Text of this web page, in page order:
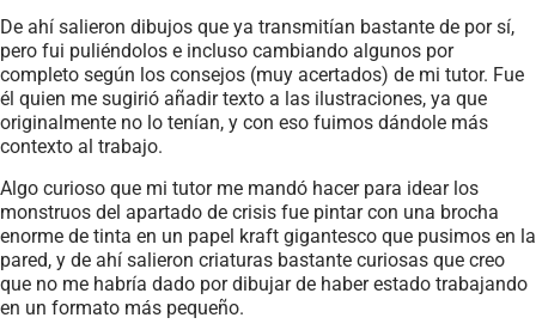
De ahí salieron dibujos que ya transmitían bastante de por sí,
pero fui puliéndolos e incluso cambiando algunos por
completo según los consejos (muy acertados) de mi tutor. Fue
él quien me sugirió añadir texto a las ilustraciones, ya que
originalmente no lo tenían, y con eso fuimos dándole más
contexto al trabajo.
Algo curioso que mi tutor me mandó hacer para idear los
monstruos del apartado de crisis fue pintar con una brocha
enorme de tinta en un papel kraft gigantesco que pusimos en la
pared, y de ahí salieron criaturas bastante curiosas que creo
que no me habría dado por dibujar de haber estado trabajando
en un formato más pequeño.